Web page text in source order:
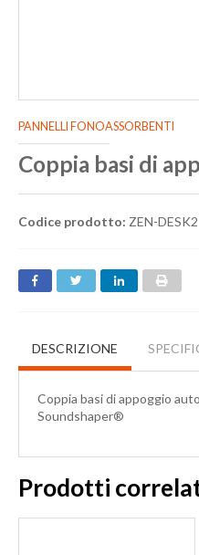
PANNELLI FONOASSORBENTI
Coppia basi di
Codice prodotto: ZEN-
DESCRIZIONE
Coppia basi di appoggio
Soundshaper®
Prodotti